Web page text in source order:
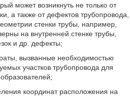
может возникнуть не только от
а также от дефектов трубопровода,
стенки трубы, например,
на внутренней стенке трубы,
и др. дефекты;
вызванные необходимостью
участков трубопровода для
координат расположения на